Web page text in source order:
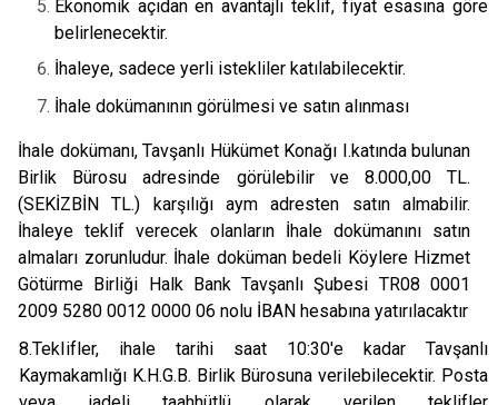
Ekonomik açıdan en avantajlı teklif, fiyat esasına göre
belirlenecektir.
İhaleye, sadece yerli istekliler katılabilecektir.
İhale dokümanının görülmesi ve satın alınması
İhale dokümanı, Tavşanlı Hükümet Konağı I.katında bulunan
Birlik Bürosu adresinde görülebilir ve 8.000,00 TL.
(SEKİZBİN TL.) karşılığı aym adresten satın almabilir.
İhaleye teklif verecek olanların İhale dokümanını satın
almaları zorunludur. İhale doküman bedeli Köylere Hizmet
Götürme Birliği Halk Bank Tavşanlı Şubesi TR08 0001
2009 5280 0012 0000 06 nolu İBAN hesabına yatırılacaktır
8.TekIifler, ihale tarihi saat 10:30'e kadar Tavşanlı
Kaymakamlığı K.H.G.B. Birlik Bürosuna verilebilecektir. Posta